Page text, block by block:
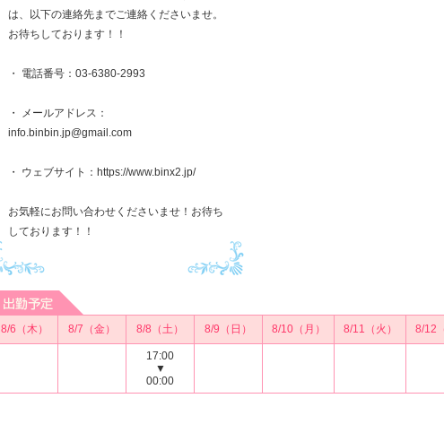
は、以下の連絡先までご連絡くださいませ。
お待ちしております！！
・ 電話番号：03-6380-2993
・ メールアドレス：
info.binbin.jp@gmail.com
・ ウェブサイト：https://www.binx2.jp/
お気軽にお問い合わせくださいませ！お待ち
しております！！
8/6（木） 8/7（金） 8/8（土） 8/9（日） 8/10（月） 8/11（火） 8/12
17:00
▼
00:00